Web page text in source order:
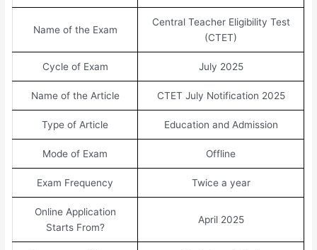
Name of the Exam
Central Teacher Eligibility Test
(CTET)
Cycle of Exam July 2025
Name of the Article CTET July Notification 2025
Type of Article Education and Admission
Mode of Exam Offline
Exam Frequency Twice a year
Online Application
Starts From?
April 2025